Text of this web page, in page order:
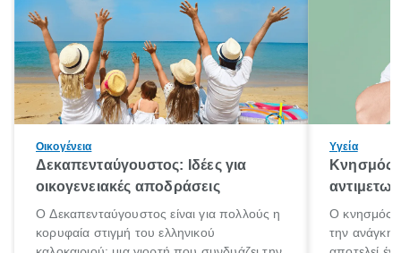
Οικογένεια
Δεκαπενταύγουστος: Ιδέες για
οικογενειακές αποδράσεις
Ο Δεκαπενταύγουστος είναι για πολλούς η
κορυφαία στιγμή του ελληνικού
Υγεία
Κνησμός:
Ο κνησμός
την ανάγκη